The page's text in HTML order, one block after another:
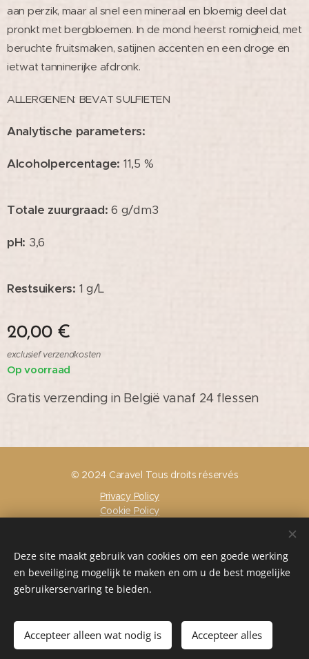
aan perzik, maar al snel een mineraal en bloemig deel dat
pronkt met bergbloemen. In de mond heerst romigheid, met
beruchte fruitsmaken, satijnen accenten en een droge en
ietwat tanninerijke afdronk.
ALLERGENEN: BEVAT SULFIETEN
Analytische parameters:
Alcoholpercentage: 11,5 %
Totale zuurgraad:6 g/dm3
pH: 3,6
Restsuikers: 1 g/L
20,00€
exclusief verzendkosten
Op voorraad
Toevoegen aan de winkelwagen
Gratis verzending in België vanaf 24 flessen
© 2024 Caravel Tous droits réservés
Privacy Policy
Cookie Policy
Talen
Français
Nederlands English Português
Deze site maakt gebruik van cookies om een goede werking
en beveiliging mogelijk te maken en om u de best mogelijke
gebruikerservaring te bieden.
Accepteer alleen wat nodig is Accepteer alles